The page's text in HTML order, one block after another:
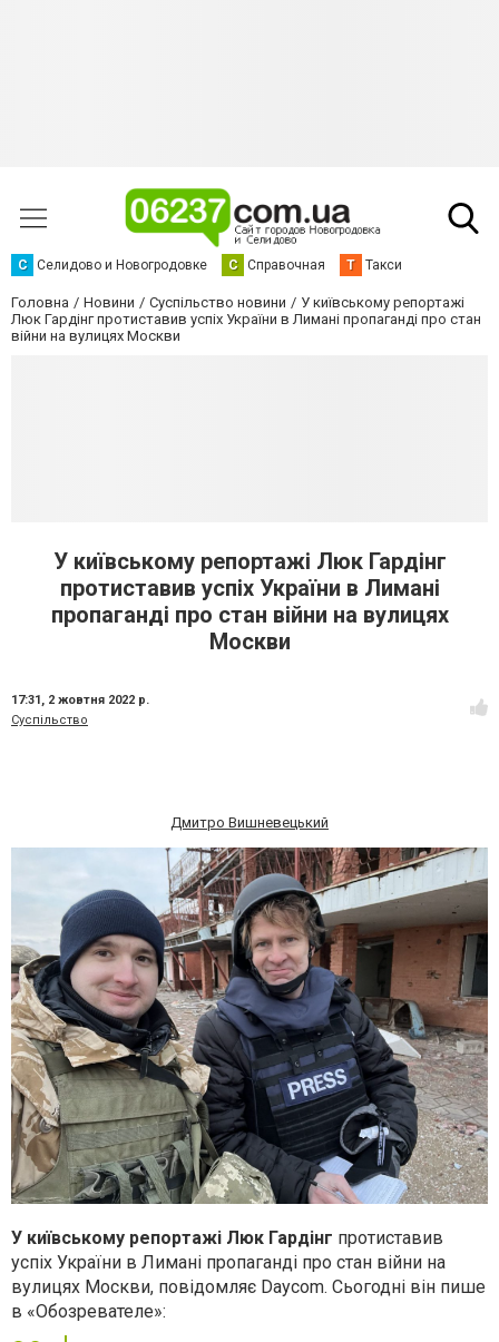
С Селидово и Новогродовке С Справочная Т Такси
Головна Новини Суспільство новини
У київському репортажі
Люк Гардінг протиставив успіх України в Лимані пропаганді про стан
війни на вулицях Москви
У київському репортажі Люк Гардінг
протиставив успіх України в Лимані
пропаганді про стан війни на вулицях
Москви
17:31, 2 жовтня 2022 р.
Суспільство
Дмитро Вишневецький
У київському репортажі Люк Гардінг протиставив
успіх України в Лимані пропаганді про стан війни на
вулицях Москви, повідомляє Daycom. Сьогодні він пише
в «Обозревателе»: